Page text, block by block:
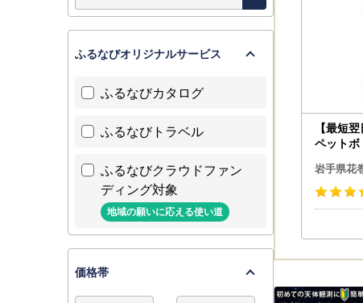
【最短
ペット
岩手県花
ふるなびオリジナルサービス
ふるなびカタログ
ふるなびトラベル
ふるなびクラウドファン
ディング対象
地域の願いに応える使い道
価格帯